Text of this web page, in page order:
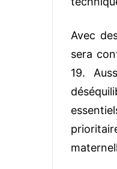
Avec
sera
19.